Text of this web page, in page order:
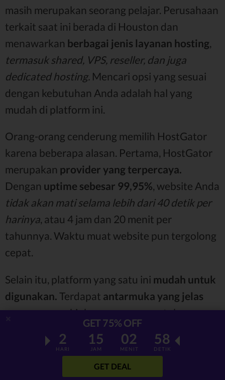
masih merupakan seorang pelajar. Perusahaan
terkait saat ini berada di Houston dan
menawarkan berbagai jenis layanan hosting
termasuk shared, VPS, reseller, dan juga
dedicated hosting. Mencari opsi yang sesuai
dengan kebutuhan Anda adalah hal yang
mudah di platform ini.
Orang-orang cenderung memilih HostGator
karena beberapa alasan. Pertama, HostGator
merupakan provider yang terpercaya.
Dengan uptime sebesar 99,95%, website Anda
tidak akan mati selama lebih dari 40 detik per
harinya, atau 4 jam dan 20 menit per
tahunnya. Waktu muat website pun tergolong
cepat.
Selain itu, platform yang satu ini mudah untuk
digunakan. Terdapat antarmuka yang jelas
yang memungkinkan pengguna untuk
menemukan berbagai informasi dan tool
dengan mudah. Platform ini pun memfasilitasi
integrasi WordPress yang praktis
GET 75% OFF
2
HARI
15
JAM
02
MENIT
57
DETIK
GET DEAL